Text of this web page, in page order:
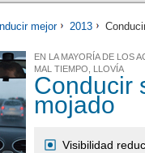
mejor 2013
EN LA MAYORÍA DE LOS
MAL TIEMPO, LLOVÍA
Conducir
mojado
Visibilidad